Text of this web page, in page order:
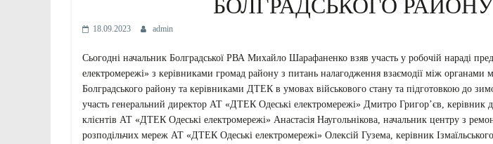
БОЛГРАДСЬКОГО РАЙОНУ
18.09.2023 admin
Сьогодні начальник Болградської РВА Михайло Шарафаненко взяв участь у робочій нараді
електромережі» з керівниками громад району з питань налагодження взаємодії між органами
Болградського району та керівниками ДТЕК в умовах військового стану та підготовкою до
участь генеральний директор АТ «ДТЕК Одеські електромережі» Дмитро Григор’єв, керівник
клієнтів АТ «ДТЕК Одеські електромережі» Анастасія Наугольнікова, начальник центру з
розподільчих мереж АТ «ДТЕК Одеські електромережі» Олексій Гузема, керівник